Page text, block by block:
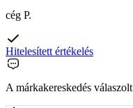
cég P.
Hitelesített értékelés
A márkakereskedés válaszolt